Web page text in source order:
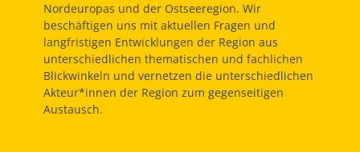
Nordeuropas und der Ostseeregion. Wir
beschäftigen uns mit aktuellen Fragen und
langfristigen Entwicklungen der Region aus
unterschiedlichen thematischen und fachlichen
Blickwinkeln und vernetzen die unterschiedlichen
Akteur*innen der Region zum gegenseitigen
Austausch.